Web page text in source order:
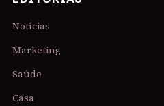
Notícias
Marketing
Saúde
Casa